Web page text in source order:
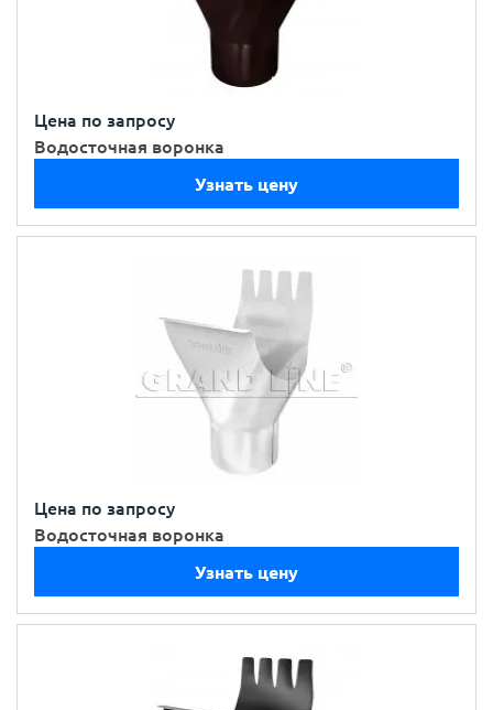
Цена по запросу
Водосточная воронка
Узнать цену
Цена по запросу
Водосточная воронка
Узнать цену